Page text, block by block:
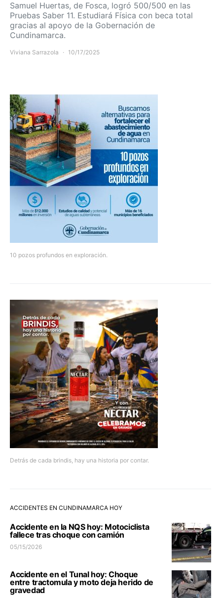
Samuel Huertas, de Fosca, logró 500/500 en las
Pruebas Saber 11. Estudiará Física con beca total
gracias al apoyo de la Gobernación de
Cundinamarca.
Viviana Sarrazola 10/17/2025
10 pozos profundos en exploración.
Detrás de cada brindis, hay una historia por contar.
ACCIDENTES EN CUNDINAMARCA HOY
Accidente en la NQS hoy: Motociclista
fallece tras choque con camión
05/15/2026
Accidente en el Tunal hoy: Choque
entre tractomula y moto deja herido de
gravedad